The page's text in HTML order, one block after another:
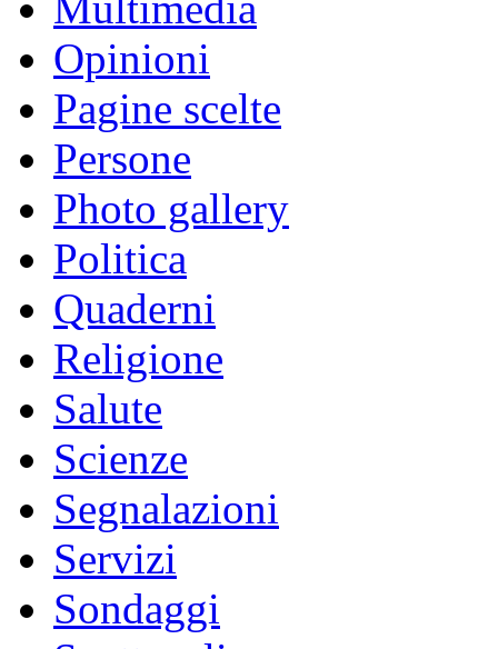
Opinioni
Pagine scelte
Persone
Photo gallery
Politica
Quaderni
Religione
Salute
Scienze
Segnalazioni
Servizi
Sondaggi